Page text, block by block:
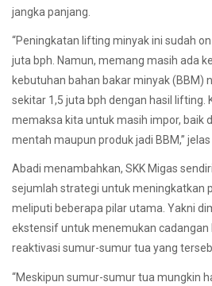
jangka panjang.
“Peningkatan lifting minyak ini sudah
juta bph. Namun, memang masih ada
kebutuhan bahan bakar minyak (BBM)
sekitar 1,5 juta bph dengan hasil lifting.
memaksa kita untuk masih impor, baik
mentah maupun produk jadi BBM,” jelas
Abadi menambahkan, SKK Migas
sejumlah strategi untuk meningkatkan
meliputi beberapa pilar utama. Yakni
ekstensif untuk menemukan cadangan
reaktivasi sumur-sumur tua yang
“Meskipun sumur-sumur tua mungkin